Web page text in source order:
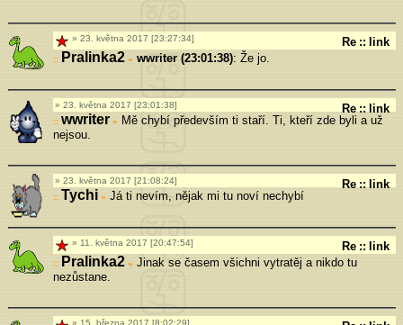
23. května 2017 [23:27:34] Re :: link
Pralinka2» wwriter (23:01:38): Že jo.
23. května 2017 [23:01:38] Re :: link
wwriter»
Mě chybí především ti staří. Ti, kteří zde byli a už
nejsou.
23. května 2017 [21:08:24] Re :: link
Tychi » Já ti nevím, nějak mi tu noví nechybí
11. května 2017 [20:47:54] Re :: link
Pralinka2» Jinak se časem všichni vytratěj a nikdo tu
nezůstane.
15. března 2017 [8:02:29]